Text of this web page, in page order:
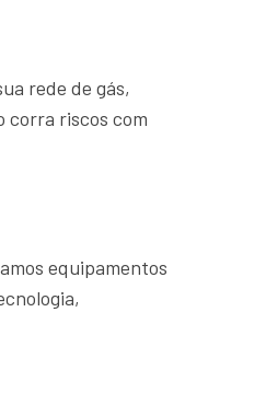
rede de gás,
corra riscos com
equipamentos